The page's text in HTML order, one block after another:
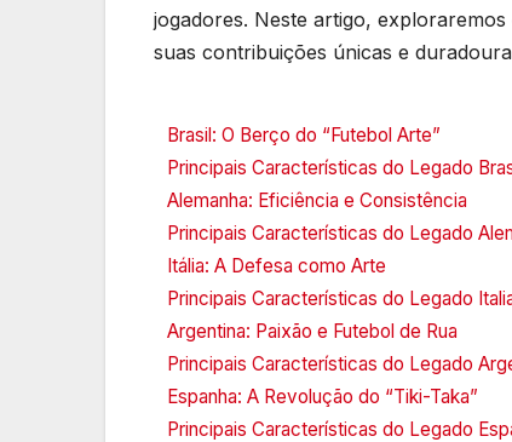
jogadores. Neste artigo,
suas contribuições únicas e
Brasil: O Berço do “Futebol Arte”
Principais Características do Legado
Alemanha: Eficiência e Consistência
Principais Características do Legado
Itália: A Defesa como Arte
Principais Características do Legado
Argentina: Paixão e Futebol de Rua
Principais Características do Legado
Espanha: A Revolução do “Tiki-Taka”
Principais Características do Legado